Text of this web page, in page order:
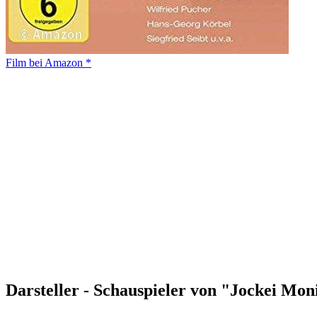
Film bei Amazon *
Darsteller - Schauspieler von "Jockei